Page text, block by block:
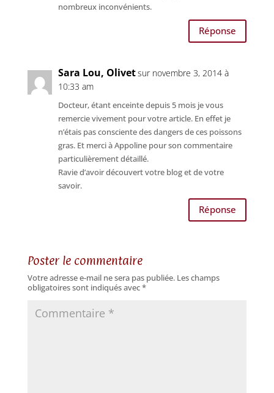
nombreux inconvénients.
Réponse
Sara Lou, Olivetsur novembre 3, 2014 à
10:33 am
Docteur, étant enceinte depuis 5 mois je vous
remercie vivement pour votre article. En effet je
n’étais pas consciente des dangers de ces poissons
gras. Et merci à Appoline pour son commentaire
particulièrement détaillé.
Ravie d’avoir découvert votre blog et de votre
savoir.
Réponse
Poster le commentaire
Votre adresse e-mail ne sera pas publiée. Les champs
obligatoires sont indiqués avec*